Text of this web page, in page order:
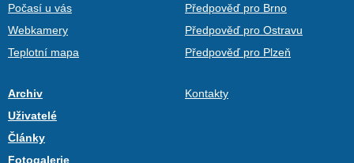
Počasí u vás
Webkamery
Teplotní mapa
Předpověď pro Brno
Předpověď pro Ostravu
Předpověď pro Plzeň
Archiv
Uživatelé
Články
Fotogalerie
Kontakty